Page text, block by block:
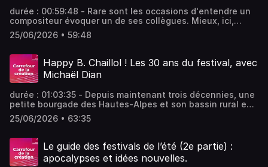
durée : 00:59:48 - Rare sont les occasions d'entendre un
compositeur évoquer un de ses collègues. Mieux, ici,
l'élève décortique le Maître. Thomas Adès raconte György
Kurtag ! - équipe : Thomas Vergracht, Céline Parfenoff,
anglais (Londres 1er mars 1971 - …) Vous aimez ce podcast
? Pour écouter tous les épisodes sans limite, rendez-vous
sur Radio France
25/06/2026 • 59:48
Happy B. Chaillol ! Les 30 ans du festival, avec
Michaël Dian
durée : 01:03:35 - Depuis maintenant trois décennies, une
petite bourgade des Hautes-Alpes et son bassin rural est
devenu un épicentre de la musique d'aujourd'hui en
France. Immersion dans la vie de ce festival unique, avec
Lionel Quantin, Martine Mony Vous aimez ce podcast ?
Pour écouter tous les épisodes sans limite, rendez-vous
sur Radio France
25/06/2026 • 63:35
Le guide des festivals de l’été (2e partie) :
apocalypses et idées nouvelles.